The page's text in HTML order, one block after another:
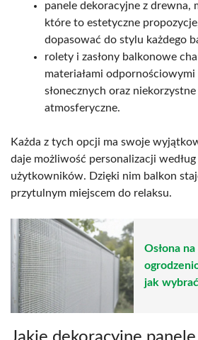
panele dekoracyjne z drewna,
które to estetyczne
dopasować do stylu każdego
rolety i zasłony balkonowe
materiałami odpornościowymi
słonecznych oraz
atmosferyczne.
Każda z tych opcji ma swoje
daje możliwość personalizacji
użytkowników. Dzięki nim balkon
przytulnym miejscem do relaksu.
Osłona
jak